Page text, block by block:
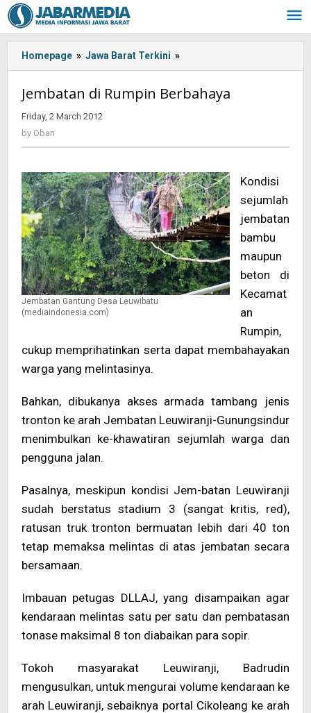
Skip
to
content
Homepage » Jawa Barat Terkini »
-:IN-
>Jembatan
-
>
Jembatan di Rumpin Berbahaya
Friday, 2 March 2012
by Oban
Jembatan Gantung Desa Leuwibatu
(mediaindonesia.com)
Kondisi
sejumlah
jembatan
bambu
maupun
beton di
Kecamat
an
Rumpin,
cukup memprihatinkan serta dapat membahayakan
warga yang melintasinya.
Bahkan, dibukanya akses armada tambang jenis
tronton ke arah Jembatan Leuwiranji-Gunungsindur
menimbulkan ke-khawatiran sejumlah warga dan
pengguna jalan.
Pasalnya, meskipun kondisi Jem-batan Leuwiranji
sudah berstatus stadium 3 (sangat kritis, red),
ratusan truk tronton bermuatan lebih dari 40 ton
tetap memaksa melintas di atas jembatan secara
bersamaan.
Imbauan petugas DLLAJ, yang disampaikan agar
kendaraan melintas satu per satu dan pembatasan
tonase maksimal 8 ton diabaikan para sopir.
Tokoh masyarakat Leuwiranji, Badrudin
mengusulkan, untuk mengurai volume kendaraan ke
arah Leuwiranji, sebaiknya portal Cikoleang ke arah